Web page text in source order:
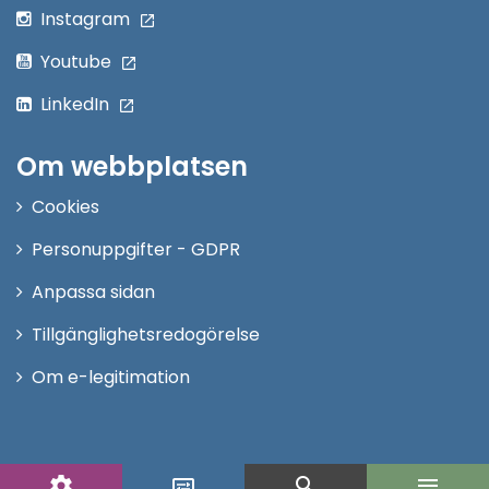
Instagram
Youtube
LinkedIn
Om webbplatsen
Cookies
Personuppgifter - GDPR
Anpassa sidan
Tillgänglighetsredogörelse
Om e-legitimation